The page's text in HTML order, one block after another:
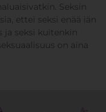
Seksin
ettei seksi enää iän
ja seksi kuitenkin
on aina